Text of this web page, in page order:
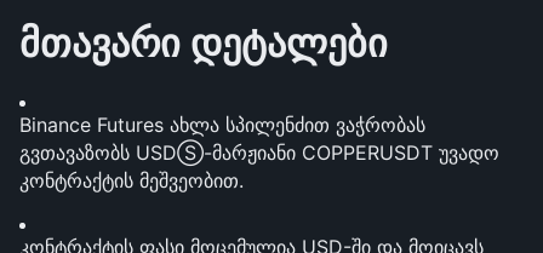
მთავარი დეტალები
Binance Futures ახლა სპილენძით ვაჭრობას
გვთავაზობს USDⓈ-მარჟიანი COPPERUSDT უვადო
კონტრაქტის მეშვეობით.
კონტრაქტის ფასი მოცემულია USD-ში და მოიცავს